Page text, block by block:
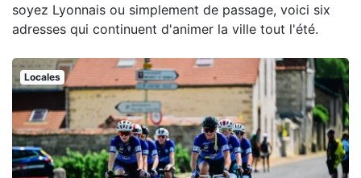
soyez Lyonnais ou simplement de passage, voici six
adresses qui continuent d'animer la ville tout l'été.
Locales